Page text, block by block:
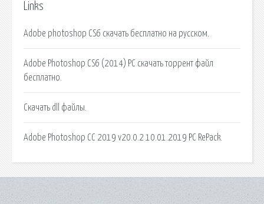
Links
Adobe photoshop CS6 скачать бесплатно на русском.
Adobe Photoshop CS6 (2014) PC скачать торрент файл
бесплатно.
Скачать dll файлы.
Adobe Photoshop CC 2019 v20.0.2 10.01.2019 PC RePack.